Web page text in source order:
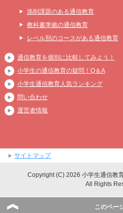
添削課題のある通信教育
教科書準拠の通信教育
レベル別のコースがある通信教育
通信教育を個別に比較してみよう！
小学生の通信教育の疑問！Q＆A
小学生通信教育人気ランキング
問い合わせ
運営者情報
サイトマップ
Copyright (C) 2026 小学生通信教
All Rights
このペー